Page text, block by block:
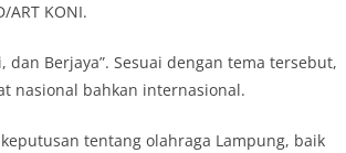
KONI.
Berjaya”. Sesuai dengan tema tersebut,
nasional bahkan internasional.
tentang olahraga Lampung, baik